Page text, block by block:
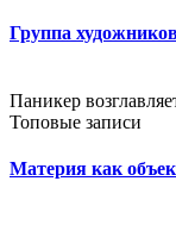
Группа
Паникер
Топовые записи
Материя как